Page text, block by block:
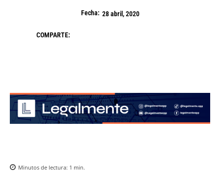
Fecha: 28 abril, 2020
COMPARTE:
Minutos de lectura: 1 min.